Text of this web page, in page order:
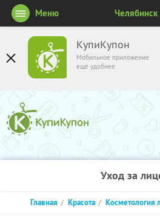
КупиКупон
Мобильное приложение
ещё удобнее
Меню Челябинск
Уход за
Главная Красота Косметология